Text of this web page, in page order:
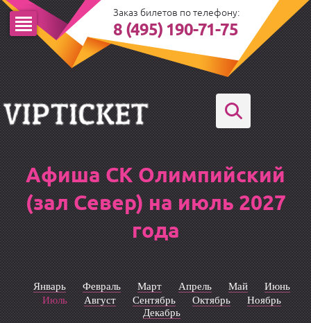
Заказ билетов по телефону:
8 (495) 190-71-75
Афиша СК Олимпийский
(зал Север) на июль 2027
года
Январь Февраль Март Апрель Май
Июнь
Июль
Август Сентябрь Октябрь
Ноябрь
Декабрь